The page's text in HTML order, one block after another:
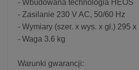
- Wbudowana technologia HEOS
- Zasilanie 230 V AC, 50/60 Hz
- Wymiary (szer. x wys. x gł.) 295
- Waga 3.6 kg
Warunki gwarancji: